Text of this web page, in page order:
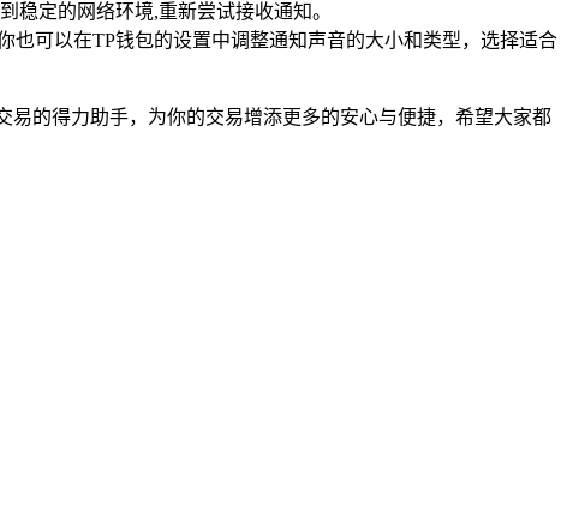
稳定的网络环境,重新尝试接收通知。
可以在TP钱包的设置中调整通知声音的大小和类型，选择适合
的得力助手，为你的交易增添更多的安心与便捷，希望大家都